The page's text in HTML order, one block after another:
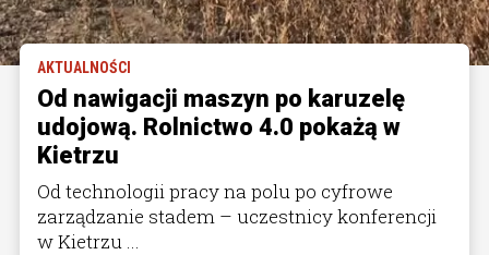
AKTUALNOŚCI
Od nawigacji maszyn po karuzelę
udojową. Rolnictwo 4.0 pokażą w
Kietrzu
Od technologii pracy na polu po cyfrowe
zarządzanie stadem – uczestnicy konferencji
w Kietrzu ...